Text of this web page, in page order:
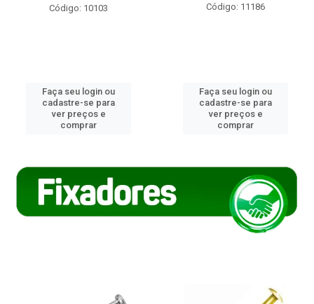
Código: 10103
Faça seu login ou
cadastre-se para
ver preços e
comprar
Código: 11186
Faça seu login ou
cadastre-se para
ver preços e
comprar